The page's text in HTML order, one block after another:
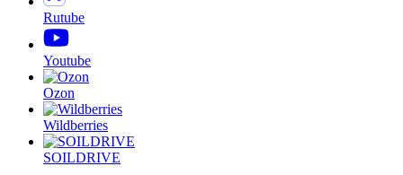
Rutube
Youtube
Ozon
Wildberries